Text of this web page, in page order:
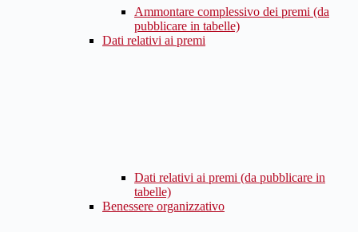
Ammontare complessivo dei premi (da
pubblicare in tabelle)
Dati relativi ai premi
Dati relativi ai premi (da pubblicare in
tabelle)
Benessere organizzativo